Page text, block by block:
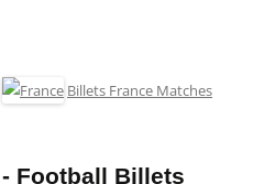
Billets France Matches